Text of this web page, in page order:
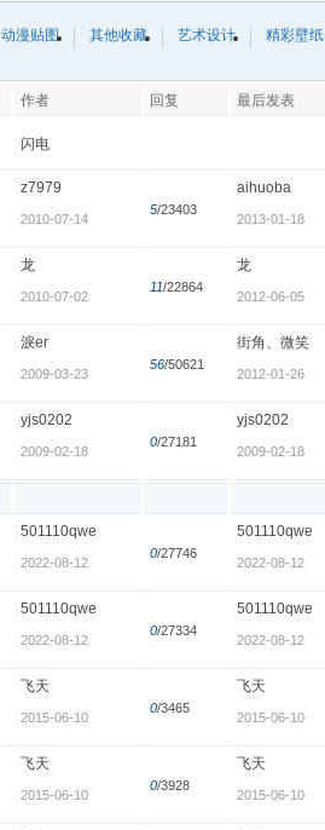
动漫贴图 其他收藏 艺术设计
精彩壁纸
作者 回复 最后发表
闪电
z7979
2010-07-14
5/23403
aihuoba
2013-01-18
龙
2010-07-02
11/22864
龙
2012-06-05
淚er
2009-03-23
56/50621
街角、微笑
2012-01-26
yjs0202
2009-02-18
0/27181
yjs0202
2009-02-18
501110qwe
2022-08-12
0/27746
501110qwe
2022-08-12
501110qwe
2022-08-12
0/27334
501110qwe
2022-08-12
飞天
2015-06-10
0/3465
飞天
2015-06-10
飞天
2015-06-10
0/3928
飞天
2015-06-10